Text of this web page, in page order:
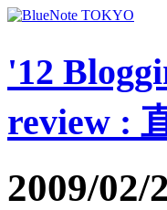
'12
review :
2009/02/